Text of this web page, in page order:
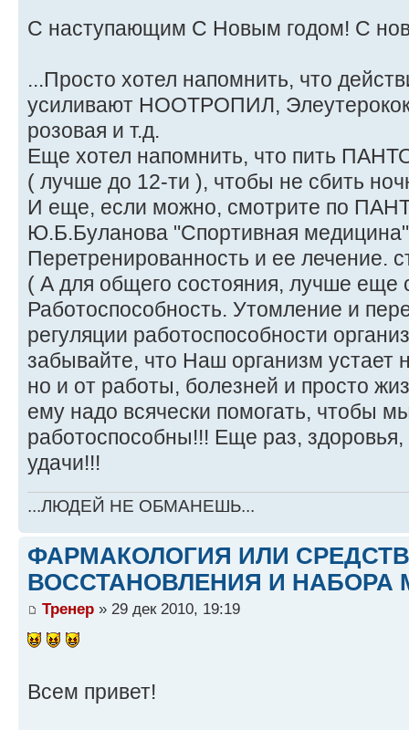
С наступающим С Новым годом! С
...Просто хотел напомнить, что
усиливают НООТРОПИЛ,
розовая и т.д.
Еще хотел напомнить, что пить
( лучше до 12-ти ), чтобы не сбить
И еще, если можно, смотрите по
Ю.Б.Буланова "Спортивная
Перетренированность и ее лечение.
( А для общего состояния, лучше еще
Работоспособность. Утомление и
регуляции работоспособности
забывайте, что Наш организм устает
но и от работы, болезней и просто
ему надо всячески помогать, чтобы
работоспособны!!! Еще раз,
удачи!!!
...ЛЮДЕЙ НЕ ОБМАНЕШЬ...
ФАРМАКОЛОГИЯ ИЛИ
ВОССТАНОВЛЕНИЯ И НАБОРА
Тренер » 29 дек 2010, 19:19
Всем привет!